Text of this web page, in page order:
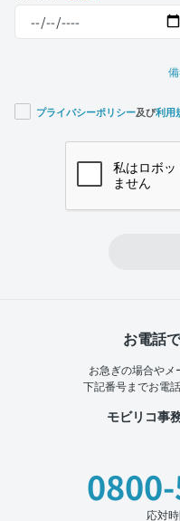
プライバシーポリシー及び利用
お電話
お急ぎの場合やメ
下記番号までお電
モビリコ事
応対